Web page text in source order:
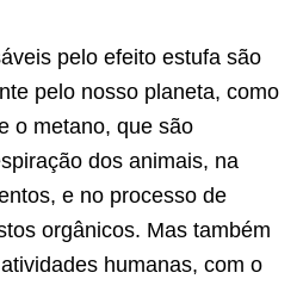
pelo efeito estufa são
pelo nosso planeta, como
o metano, que são
dos animais, na
e no processo de
orgânicos. Mas também
humanas, com o